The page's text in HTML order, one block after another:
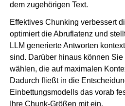
dem zugehörigen Text.
Effektives Chunking verbessert
optimiert die Abruflatenz und
LLM generierte Antworten
sind. Darüber hinaus können
wählen, die auf maximalen
Dadurch fließt in die
Einbettungsmodells das vorab
Ihre Chunk-Größen mit ein.